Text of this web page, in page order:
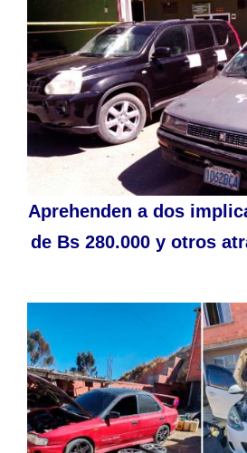
Aprehenden a dos
de Bs 280.000 y otros